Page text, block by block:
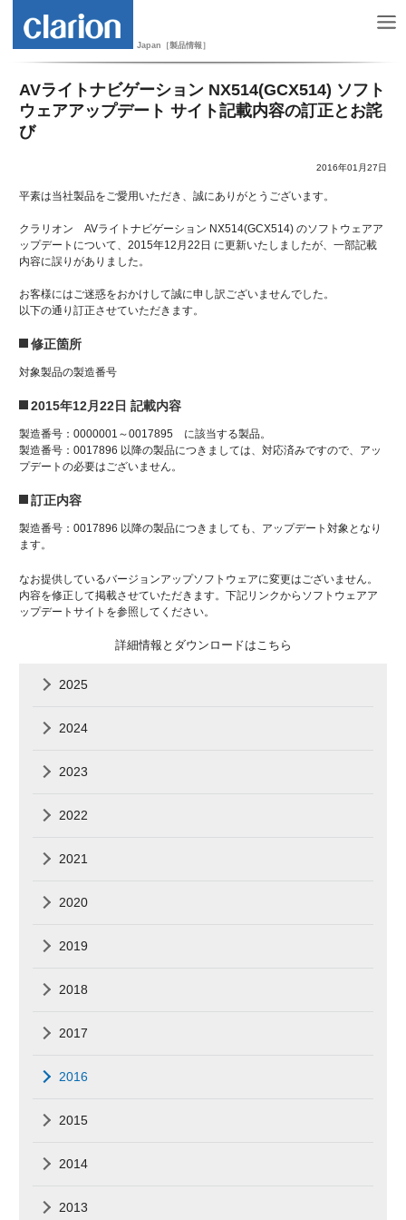
Japan［製品情報］
AVライトナビゲーション NX514(GCX514) ソフト
ウェアアップデート サイト記載内容の訂正とお詫
び
2016年01月27日
平素は当社製品をご愛用いただき、誠にありがとうございます。
クラリオン AVライトナビゲーション NX514(GCX514) のソフトウェアア
ップデートについて、2015年12月22日 に更新いたしましたが、一部記載
内容に誤りがありました。
お客様にはご迷惑をおかけして誠に申し訳ございませんでした。
以下の通り訂正させていただきます。
修正箇所
対象製品の製造番号
2015年12月22日 記載内容
製造番号：0000001～0017895 に該当する製品。
製造番号：0017896 以降の製品につきましては、対応済みですので、アッ
プデートの必要はございません。
訂正内容
製造番号：0017896 以降の製品につきましても、アップデート対象となり
ます。
なお提供しているバージョンアップソフトウェアに変更はございません。
内容を修正して掲載させていただきます。下記リンクからソフトウェアア
ップデートサイトを参照してください。
詳細情報とダウンロードはこちら
2025
2024
2023
2022
2021
2020
2019
2018
2017
2016
2015
2014
2013